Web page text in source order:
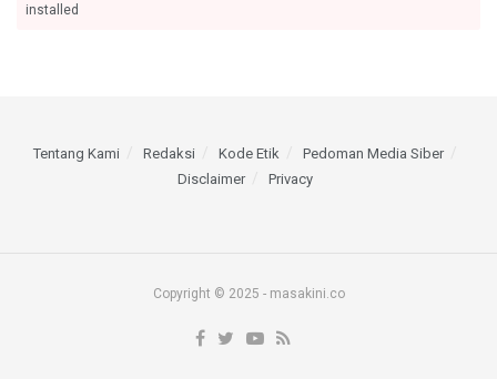
installed
Tentang Kami Redaksi Kode Etik
Pedoman Media Siber
Disclaimer
Privacy
Copyright © 2025 - masakini.co